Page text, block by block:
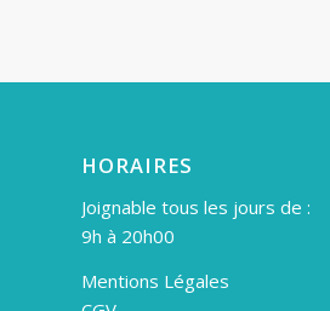
HORAIRES
Joignable tous les jours de :
9h à 20h00
Mentions Légales